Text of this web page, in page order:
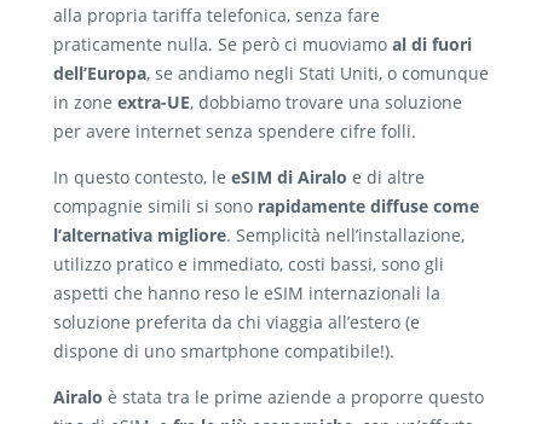
alla propria tariffa telefonica, senza fare
praticamente nulla. Se però ci muoviamo al di fuori
dell’Europa, se andiamo negli Stati Uniti, o comunque
in zone extra-UE, dobbiamo trovare una soluzione
per avere internet senza spendere cifre folli.
In questo contesto, le eSIM di Airalo e di altre
compagnie simili si sono rapidamente diffuse come
l’alternativa migliore. Semplicità nell’installazione,
utilizzo pratico e immediato, costi bassi, sono gli
aspetti che hanno reso le eSIM internazionali la
soluzione preferita da chi viaggia all’estero (e
dispone di uno smartphone compatibile!).
Airalo è stata tra le prime aziende a proporre questo